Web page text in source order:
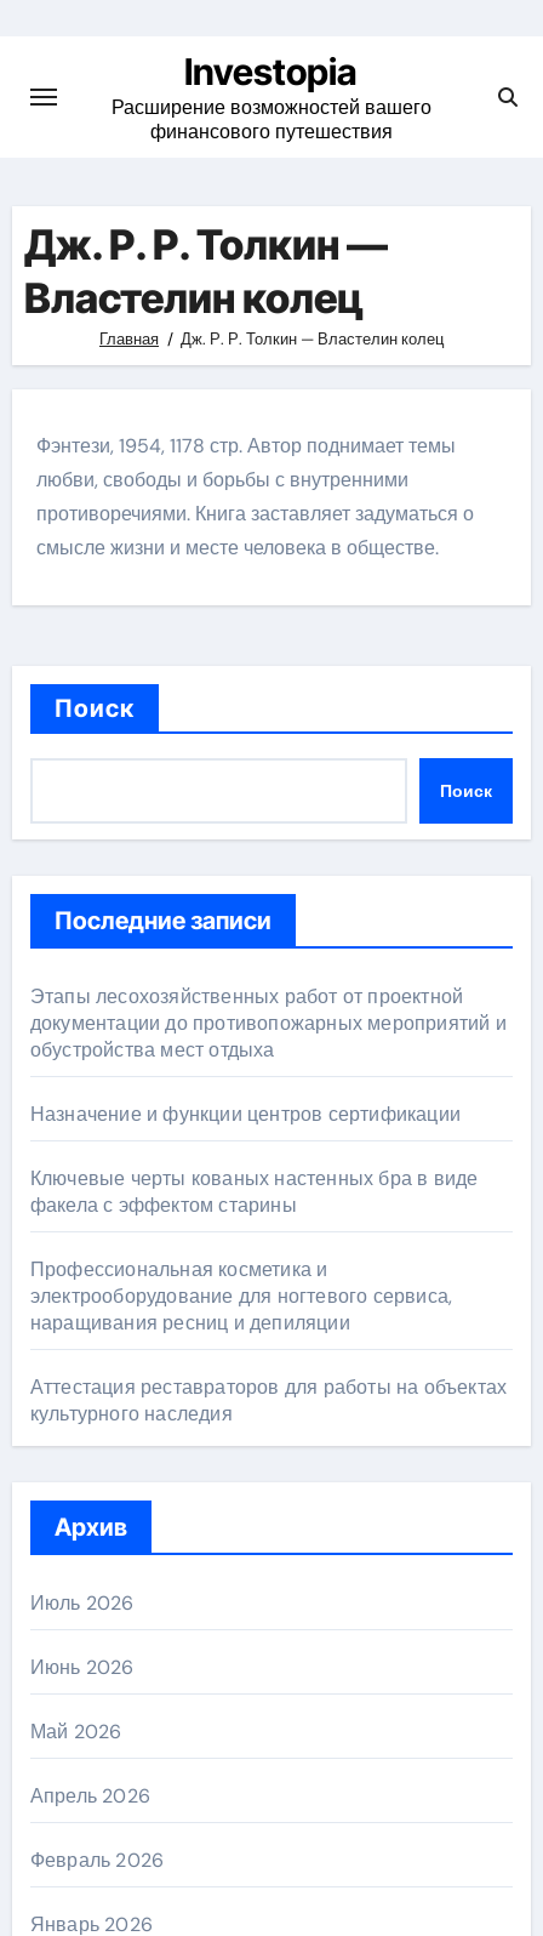
content
Investopia
Расширение возможностей вашего
финансового путешествия
Дж. Р. Р. Толкин —
Властелин колец
Главная Дж. Р. Р. Толкин — Властелин колец
Фэнтези, 1954, 1178 стр. Автор поднимает темы
любви, свободы и борьбы с внутренними
противоречиями. Книга заставляет задуматься о
смысле жизни и месте человека в обществе.
Поиск
Поиск
Последние записи
Этапы лесохозяйственных работ от проектной
документации до противопожарных мероприятий и
обустройства мест отдыха
Назначение и функции центров сертификации
Ключевые черты кованых настенных бра в виде
факела с эффектом старины
Профессиональная косметика и
электрооборудование для ногтевого сервиса,
наращивания ресниц и депиляции
Аттестация реставраторов для работы на объектах
культурного наследия
Архив
Июль 2026
Июнь 2026
Май 2026
Апрель 2026
Февраль 2026
Январь 2026